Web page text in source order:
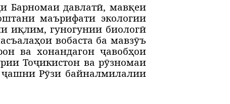
Барномаи давлатӣ, мавқеи
маърифати экологии
иқлим, гуногунии биологӣ
вобаста ба мавзӯъ
ва хонандагон ҷавобҳои
Тоҷикистон ва рӯзномаи
ҷашни Рӯзи байналмилалии